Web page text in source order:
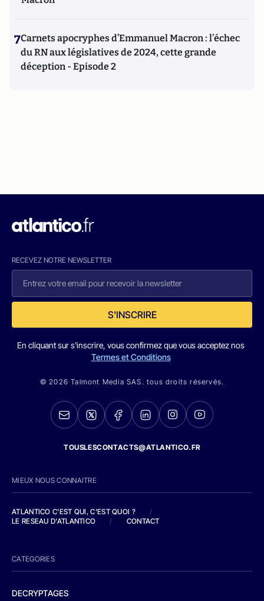
7Carnets apocryphes d’Emmanuel Macron : l’échec
du RN aux législatives de 2024, cette grande
déception - Episode 2
RECEVEZ NOTRE NEWSLETTER
S'INSCRIRE
En cliquant sur s'inscrire, vous confirmez que vous acceptez nos
Termes et Conditions
© 2026 Talmont Media SAS. tous droits réservés.
TOUSLESCONTACTS@ATLANTICO.FR
MIEUX NOUS CONNAITRE
ATLANTICO C'EST QUI, C'EST QUOI ?
/
LE RESEAU D'ATLANTICO
/ CONTACT
CATEGORIES
DECRYPTAGES